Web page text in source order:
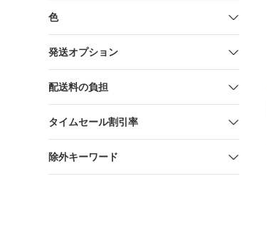
色
発送オプション
配送料の負担
タイムセール割引率
除外キーワード